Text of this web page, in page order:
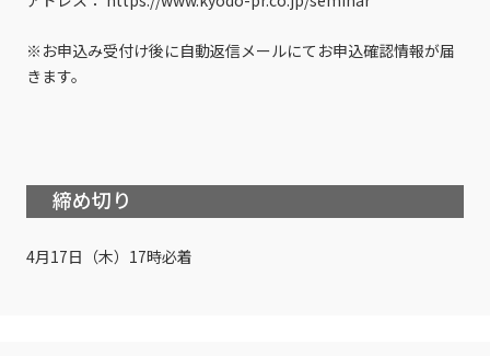
※お申込み受付け後に自動返信メールにてお申込確認情報が届
きます。
締め切り
4月17日（木）17時必着